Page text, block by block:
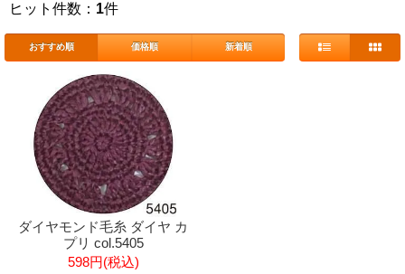
ヒット件数： 1件
おすすめ順 価格順 新着順
ダイヤモンド毛糸 ダイヤ カ
プリ col.5405
598円(税込)